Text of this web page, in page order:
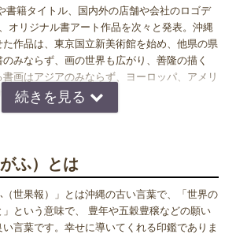
書籍タイトル、国内外の店舗や会社のロゴデ
オリジナル書アート作品を次々と発表。沖縄
作品は、東京国立新美術館を始め、他県の県
みならず、画の世界も広がり、善隆の描く
書画はアジアのみならず、ヨーロッパ、アメリ
る。
・ケリーの食事も作ったフレンチ界のムッシ
り）氏のパーティでのパーフォーマンスも絶
間デザインの依頼も多く、 さらに、企業か
、色使い豊かで独特な手法で描く書画作品の
熱い。
ふ）とは
世果報）」とは沖縄の古い言葉で、「世界の
という意味で、 豊年や五穀豊穣などの願い
言葉です。幸せに導いてくれる印鑑でありま